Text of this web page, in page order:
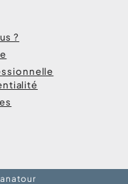
?